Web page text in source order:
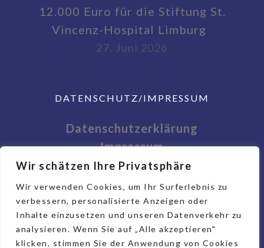
Wir schätzen Ihre Privatsphäre
Wir verwenden Cookies, um Ihr Surferlebnis zu
verbessern, personalisierte Anzeigen oder
Inhalte einzusetzen und unseren Datenverkehr zu
analysieren. Wenn Sie auf „Alle akzeptieren"
klicken, stimmen Sie der Anwendung von Cookies
12.000 Euro für die Stiftung St.
Vincenz-Hospital Limburg
27. Juni 2026
DATENSCHUTZ/IMPRESSUM
Datenschutzerklärung
Impressum